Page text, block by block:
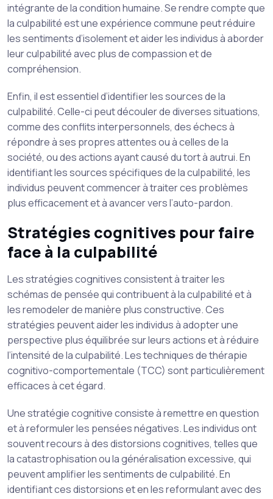
intégrante de la condition humaine. Se rendre compte que
la culpabilité est une expérience commune peut réduire
les sentiments d’isolement et aider les individus à aborder
leur culpabilité avec plus de compassion et de
compréhension.
Enfin, il est essentiel d’identifier les sources de la
culpabilité. Celle-ci peut découler de diverses situations,
comme des conflits interpersonnels, des échecs à
répondre à ses propres attentes ou à celles de la
société, ou des actions ayant causé du tort à autrui. En
identifiant les sources spécifiques de la culpabilité, les
individus peuvent commencer à traiter ces problèmes
plus efficacement et à avancer vers l’auto-pardon.
Stratégies cognitives pour faire
face à la culpabilité
Les stratégies cognitives consistent à traiter les
schémas de pensée qui contribuent à la culpabilité et à
les remodeler de manière plus constructive. Ces
stratégies peuvent aider les individus à adopter une
perspective plus équilibrée sur leurs actions et à réduire
l’intensité de la culpabilité. Les techniques de thérapie
cognitivo-comportementale (TCC) sont particulièrement
efficaces à cet égard.
Une stratégie cognitive consiste à remettre en question
et à reformuler les pensées négatives. Les individus ont
souvent recours à des distorsions cognitives, telles que
la catastrophisation ou la généralisation excessive, qui
peuvent amplifier les sentiments de culpabilité. En
identifiant ces distorsions et en les reformulant avec des